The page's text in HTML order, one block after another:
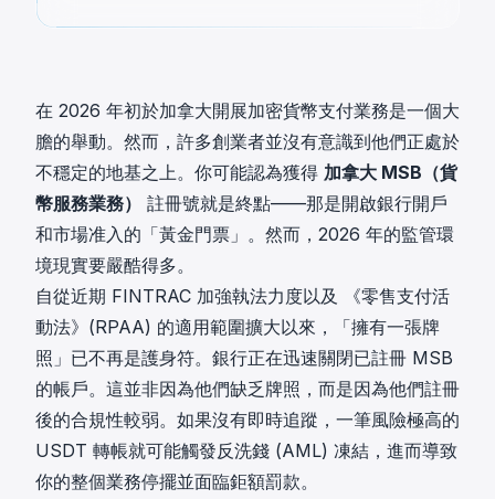
在 2026 年初於加拿大開展加密貨幣支付業務是一個大
膽的舉動。然而，許多創業者並沒有意識到他們正處於
不穩定的地基之上。你可能認為獲得 加拿大 MSB（貨
幣服務業務）
註冊號就是終點——那是開啟銀行開戶
和市場准入的「黃金門票」。然而，2026 年的監管環
境現實要嚴酷得多。
自從近期 FINTRAC 加強執法力度以及
《零售支付活
動法》(RPAA) 的適用範圍擴大以來，「擁有一張牌
照」已不再是護身符。銀行正在迅速關閉已註冊 MSB
的帳戶。這並非因為他們缺乏牌照，而是因為他們註冊
後的合規性較弱。如果沒有即時追蹤，一筆風險極高的
USDT 轉帳就可能觸發反洗錢 (AML) 凍結，進而導致
你的整個業務停擺並面臨鉅額罰款。